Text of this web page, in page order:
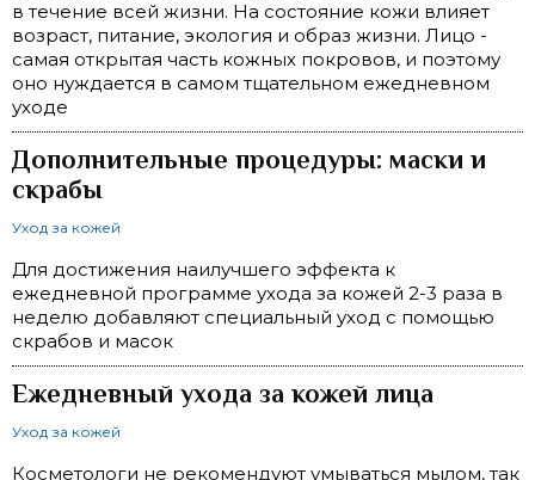
в течение всей жизни. На состояние кожи влияет
возраст, питание, экология и образ жизни. Лицо -
самая открытая часть кожных покровов, и поэтому
оно нуждается в самом тщательном ежедневном
уходе
Дополнительные процедуры: маски и
скрабы
Уход за кожей
Для достижения наилучшего эффекта к
ежедневной программе ухода за кожей 2-3 раза в
неделю добавляют специальный уход с помощью
скрабов и масок
Ежедневный ухода за кожей лица
Уход за кожей
Косметологи не рекомендуют умываться мылом, так